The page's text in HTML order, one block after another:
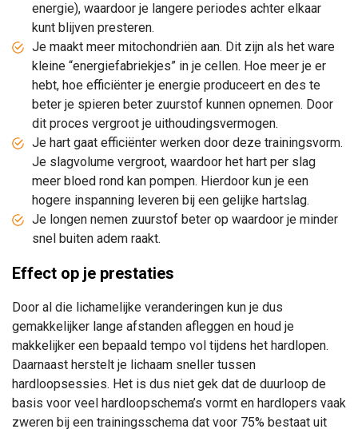
energie), waardoor je langere periodes achter elkaar
kunt blijven presteren.
Je maakt meer mitochondriën aan. Dit zijn als het ware
kleine “energiefabriekjes” in je cellen. Hoe meer je er
hebt, hoe efficiënter je energie produceert en des te
beter je spieren beter zuurstof kunnen opnemen. Door
dit proces vergroot je uithoudingsvermogen.
Je hart gaat efficiënter werken door deze trainingsvorm.
Je slagvolume vergroot, waardoor het hart per slag
meer bloed rond kan pompen. Hierdoor kun je een
hogere inspanning leveren bij een gelijke hartslag.
Je longen nemen zuurstof beter op waardoor je minder
snel buiten adem raakt.
Effect op je prestaties
Door al die lichamelijke veranderingen kun je dus
gemakkelijker lange afstanden afleggen en houd je
makkelijker een bepaald tempo vol tijdens het hardlopen.
Daarnaast herstelt je lichaam sneller tussen
hardloopsessies. Het is dus niet gek dat de duurloop de
basis voor veel hardloopschema’s vormt en hardlopers vaak
zweren bij een trainingsschema dat voor 75% bestaat uit